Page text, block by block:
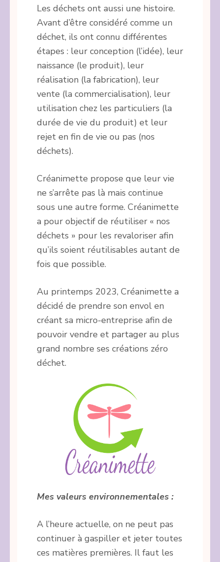
Les déchets ont aussi une histoire.
Avant d’être considéré comme un
déchet, ils ont connu différentes
étapes : leur conception (l’idée), leur
naissance (le produit), leur
réalisation (la fabrication), leur
vente (la commercialisation), leur
utilisation chez les particuliers (la
durée de vie du produit) et leur
rejet en fin de vie ou pas (nos
déchets).
Créanimette propose que leur vie
ne s’arrête pas là mais continue
sous une autre forme. Créanimette
a pour objectif de réutiliser « nos
déchets » pour les revaloriser afin
qu’ils soient réutilisables autant de
fois que possible.
Au printemps 2023, Créanimette a
décidé de prendre son envol en
créant sa micro-entreprise afin de
pouvoir vendre et partager au plus
grand nombre ses créations zéro
déchet.
Mes valeurs environnementales :
A l’heure actuelle, on ne peut pas
continuer à gaspiller et jeter toutes
ces matières premières. Il faut les